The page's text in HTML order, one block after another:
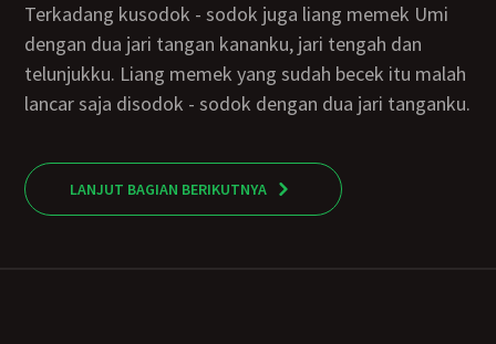
Terkadang kusodok - sodok juga liang memek Umi
dengan dua jari tangan kananku, jari tengah dan
telunjukku. Liang memek yang sudah becek itu malah
lancar saja disodok - sodok dengan dua jari tanganku.
LANJUT BAGIAN BERIKUTNYA